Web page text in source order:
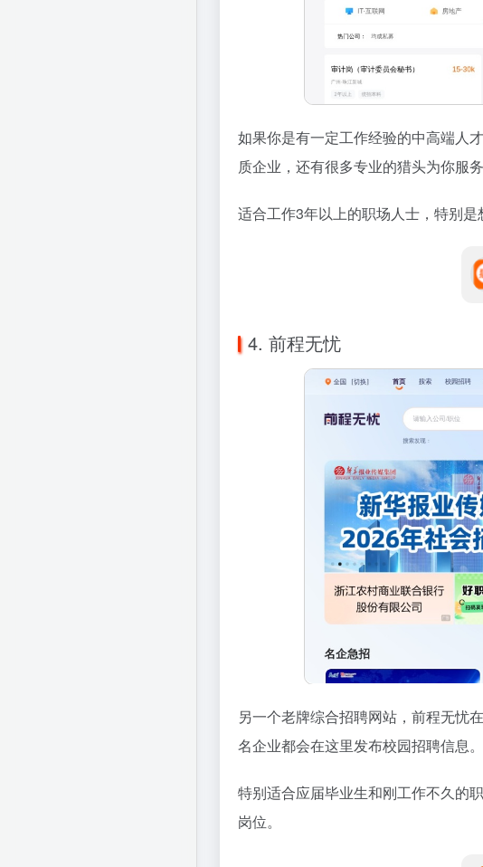
如果你是有一定工作经验的中高端人
质企业，还有很多专业的猎头为你服
适合工作3年以上的职场人士，特别是
4. 前程无忧
另一个老牌综合招聘网站，前程无忧
名企业都会在这里发布校园招聘信息
特别适合应届毕业生和刚工作不久的
岗位。